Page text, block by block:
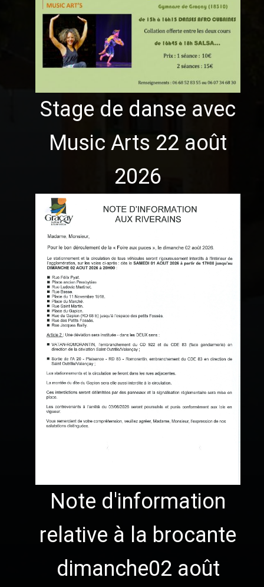
Stage de danse avec
Music Arts 22 août
2026
Note d'information
relative à la brocante
dimanche02 août